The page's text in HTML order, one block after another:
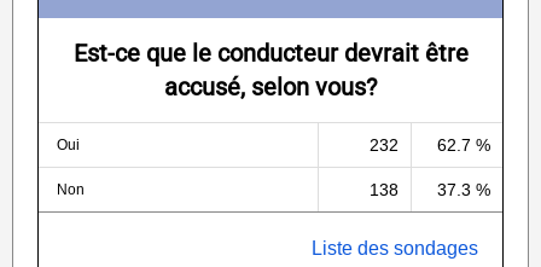
Est-ce que le conducteur devrait être
accusé, selon vous?
Oui 232 62.7 %
Non 138 37.3 %
Liste des sondages